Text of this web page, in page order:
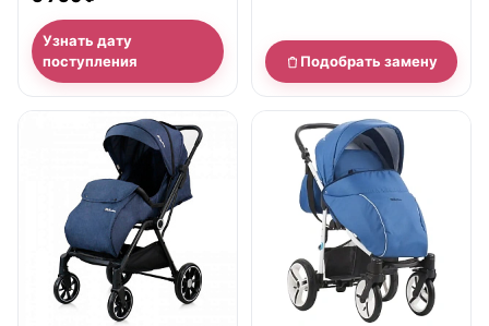
Узнать дату
поступления
Подобрать замену
нет в продаже